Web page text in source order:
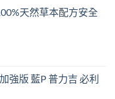
天然草本配方安全
強版 藍P 普力吉 必利